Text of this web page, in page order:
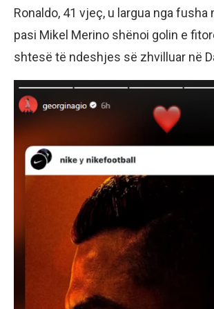
Ronaldo, 41 vjeç, u largua nga fusha
pasi Mikel Merino shënoi golin e
shtesë të ndeshjes së zhvilluar në